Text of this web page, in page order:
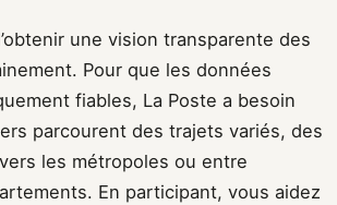
une vision transparente des
Pour que les données
fiables, La Poste a besoin
parcourent des trajets variés, des
les métropoles ou entre
En participant, vous aidez